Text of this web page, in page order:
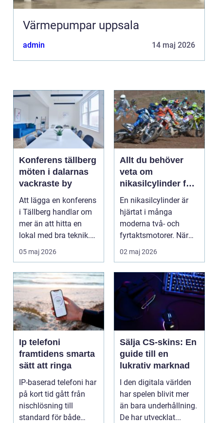
Värmepumpar uppsala
admin 14 maj 2026
Konferens tällberg
möten i dalarnas
vackraste by
Att lägga en konferens
i Tällberg handlar om
mer än att hitta en
lokal med bra teknik.
Den lilla byn...
05 maj 2026
Allt du behöver
veta om
nikasilcylinder för
motorcykel och
snöskoter
En nikasilcylinder är
hjärtat i många
moderna två- och
fyrtaktsmotorer. När
den fungerar som den
02 maj 2026
Ip telefoni
framtidens smarta
sätt att ringa
IP-baserad telefoni har
på kort tid gått från
nischlösning till
standard för både
Sälja CS-skins: En
guide till en
lukrativ marknad
I den digitala världen
har spelen blivit mer
än bara underhållning.
De har utvecklat...